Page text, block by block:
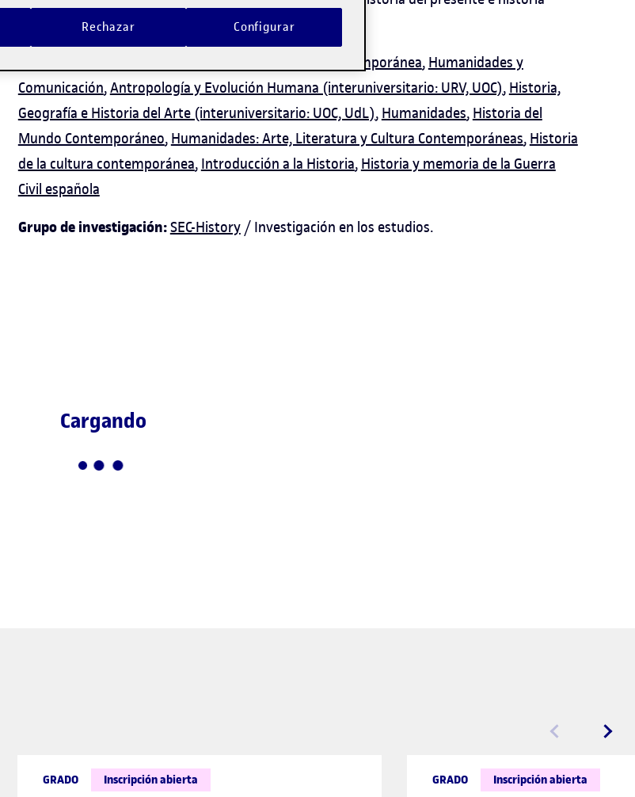
intelectual.
Literatura Contemporánea, Humanidades y
Comunicación,Antropología y Evolución Humana (interuniversitario: URV, UOC), Historia,
Geografía e Historia del Arte (interuniversitario: UOC, UdL), Humanidades, Historia del
Mundo Contemporáneo, Humanidades: Arte, Literatura y Cultura Contemporáneas, Historia
de la cultura contemporánea, Introducción a la Historia, Historia y memoria de la Guerra
Civil española
Grupo de investigación:SEC-History/ Investigación en los estudios.
Cargando
GRADO Inscripción abierta GRADO Inscripción abierta
Rechazar Configurar